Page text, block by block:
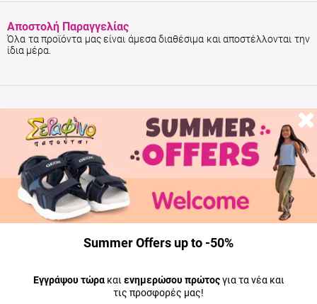
Αποστολή Παραγγελίας
Όλα τα προϊόντα μας είναι άμεσα διαθέσιμα και αποστέλλονται την
ίδια μέρα.
Summer Offers up to -50%
Εγγράψου τώρακαι ενημερώσου πρώτοςγια τα νέα και
τις προσφορές μας!